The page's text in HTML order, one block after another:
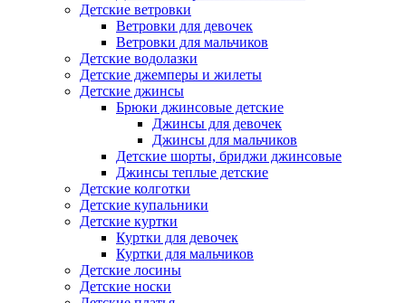
Детские ветровки
Ветровки для девочек
Ветровки для мальчиков
Детские водолазки
Детские джемперы и жилеты
Детские джинсы
Брюки джинсовые детские
Джинсы для девочек
Джинсы для мальчиков
Детские шорты, бриджи джинсовые
Джинсы теплые детские
Детские колготки
Детские купальники
Детские куртки
Куртки для девочек
Куртки для мальчиков
Детские лосины
Детские носки